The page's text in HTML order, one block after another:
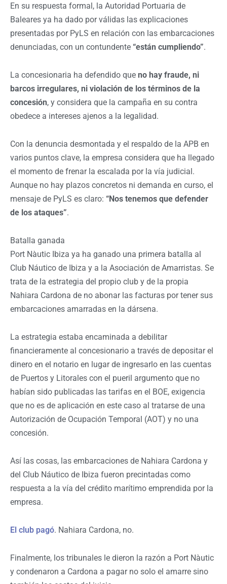
En su respuesta formal, la Autoridad Portuaria de
Baleares ya ha dado por válidas las explicaciones
presentadas por PyLS en relación con las embarcaciones
denunciadas, con un contundente “están cumpliendo”.
La concesionaria ha defendido que no hay fraude, ni
barcos irregulares, ni violación de los términos de la
concesión, y considera que la campaña en su contra
obedece a intereses ajenos a la legalidad.
Con la denuncia desmontada y el respaldo de la APB en
varios puntos clave, la empresa considera que ha llegado
el momento de frenar la escalada por la vía judicial.
Aunque no hay plazos concretos ni demanda en curso, el
mensaje de PyLS es claro: “Nos tenemos que defender
de los ataques”.
Batalla ganada
Port Nàutic Ibiza ya ha ganado una primera batalla al
Club Náutico de Ibiza y a la Asociación de Amarristas. Se
trata de la estrategia del propio club y de la propia
Nahiara Cardona de no abonar las facturas por tener sus
embarcaciones amarradas en la dársena.
La estrategia estaba encaminada a debilitar
financieramente al concesionario a través de depositar el
dinero en el notario en lugar de ingresarlo en las cuentas
de Puertos y Litorales con el pueril argumento que no
habían sido publicadas las tarifas en el BOE, exigencia
que no es de aplicación en este caso al tratarse de una
Autorización de Ocupación Temporal (AOT) y no una
concesión.
Así las cosas, las embarcaciones de Nahiara Cardona y
del Club Náutico de Ibiza fueron precintadas como
respuesta a la vía del crédito marítimo emprendida por la
empresa.
El club pagó. Nahiara Cardona, no.
Finalmente, los tribunales le dieron la razón a Port Nàutic
y condenaron a Cardona a pagar no solo el amarre sino